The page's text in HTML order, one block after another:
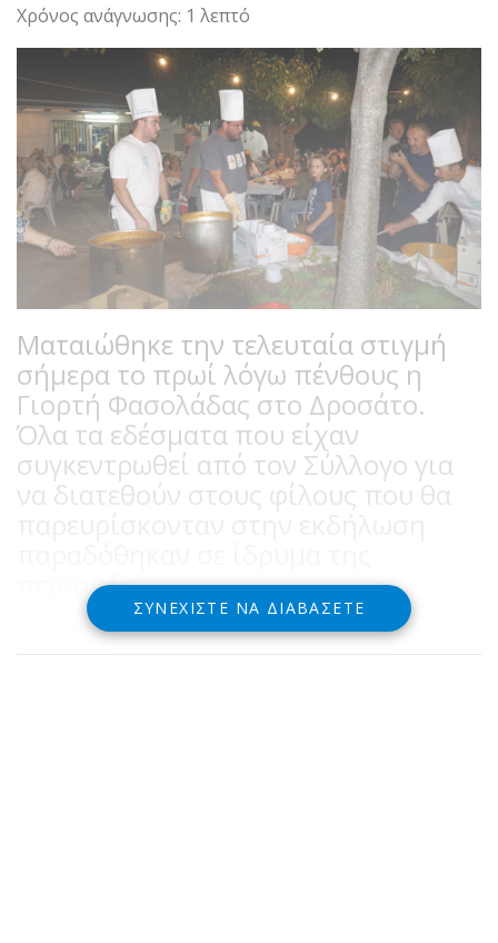
Χρόνος ανάγνωσης: 1 λεπτό
Ματαιώθηκε την τελευταία στιγμή
σήμερα το πρωί λόγω πένθους η
Γιορτή Φασολάδας στο Δροσάτο.
Όλα τα εδέσματα που είχαν
συγκεντρωθεί από τον Σύλλογο για
να διατεθούν στους φίλους που θα
περιοχής.
ΣΥΝΕΧΊΣΤΕ ΝΑ ΔΙΑΒΆΣΕΤΕ